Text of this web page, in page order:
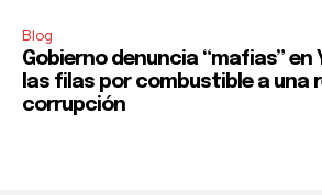
Blog
Gobierno denuncia “mafias” en
las filas por combustible a una
corrupción